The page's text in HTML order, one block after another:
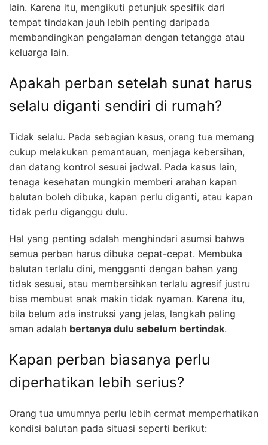
lain. Karena itu, mengikuti petunjuk spesifik dari
tempat tindakan jauh lebih penting daripada
membandingkan pengalaman dengan tetangga atau
keluarga lain.
Apakah perban setelah sunat harus
selalu diganti sendiri di rumah?
Tidak selalu. Pada sebagian kasus, orang tua memang
cukup melakukan pemantauan, menjaga kebersihan,
dan datang kontrol sesuai jadwal. Pada kasus lain,
tenaga kesehatan mungkin memberi arahan kapan
balutan boleh dibuka, kapan perlu diganti, atau kapan
tidak perlu diganggu dulu.
Hal yang penting adalah menghindari asumsi bahwa
semua perban harus dibuka cepat-cepat. Membuka
balutan terlalu dini, mengganti dengan bahan yang
tidak sesuai, atau membersihkan terlalu agresif justru
bisa membuat anak makin tidak nyaman. Karena itu,
bila belum ada instruksi yang jelas, langkah paling
aman adalah bertanya dulu sebelum bertindak.
Kapan perban biasanya perlu
diperhatikan lebih serius?
Orang tua umumnya perlu lebih cermat memperhatikan
kondisi balutan pada situasi seperti berikut: